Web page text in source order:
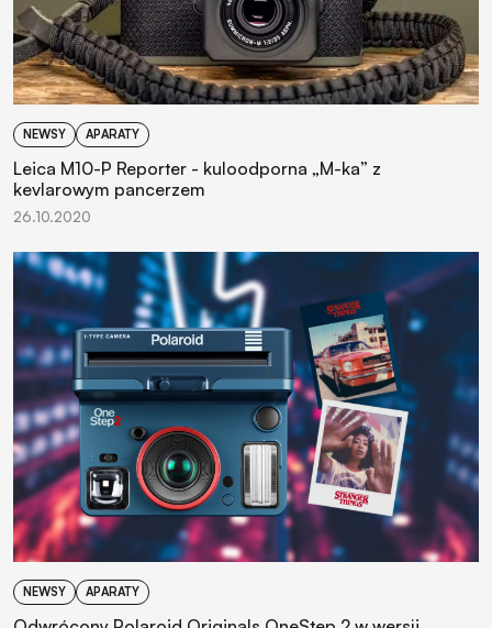
NEWSY APARATY
Leica M10-P Reporter - kuloodporna „M-ka” z
kevlarowym pancerzem
26.10.2020
NEWSY APARATY